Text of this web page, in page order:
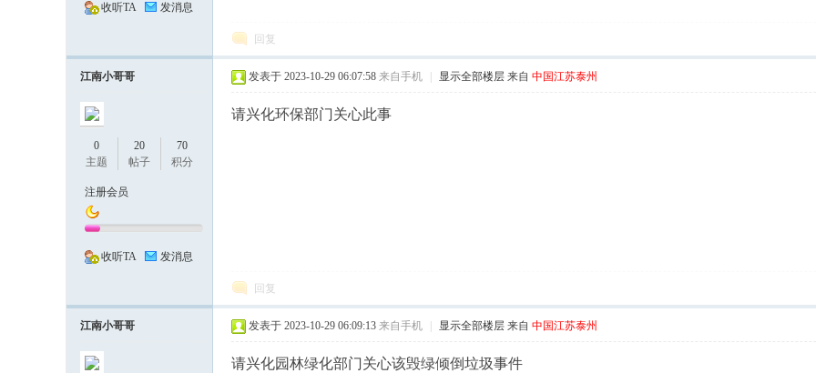
温
收听TA 发消息
回复
江南小哥哥
0
主题
20
帖子
70
积分
注册会员
收听TA 发消息
发表于 2023-10-29 06:07:58 来自手机 显示全部楼层 来自 中国江苏泰州
请兴化环保部门关心此事
回复
江南小哥哥 发表于 2023-10-29 06:09:13 来自手机 显示全部楼层 来自 中国江苏泰州
请兴化园林绿化部门关心该毁绿倾倒垃圾事件